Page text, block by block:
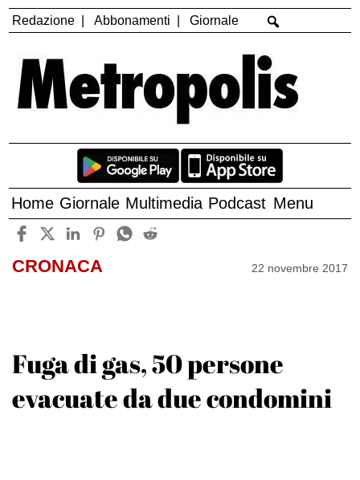
Redazione Abbonamenti Giornale
Home Giornale Multimedia Podcast Menu
CRONACA 22 novembre 2017
Fuga di gas, 50 persone
evacuate da due condomini